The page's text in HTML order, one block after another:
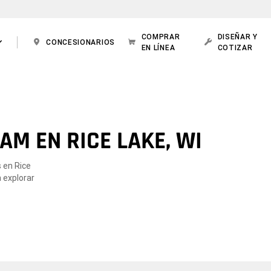
CONCESIONARIOS
COMPRAR
EN LÍNEA
DISEÑAR Y
COTIZAR
EN RICE LAKE, WI
Rice
explorar